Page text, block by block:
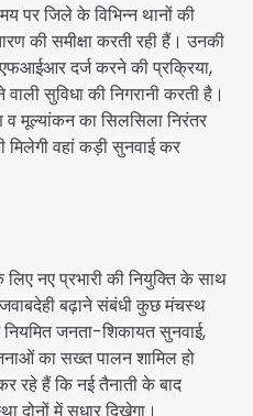
पर जिले के विभिन्न थानों की
की समीक्षा करती रही हैं। उनकी
दर्ज करने की प्रक्रिया,
वाली सुविधा की निगरानी करती है।
व मूल्यांकन का सिलसिला निरंतर
मिलेगी वहां कड़ी सुनवाई कर
नए प्रभारी की नियुक्ति के साथ
जवाबदेही बढ़ाने संबंधी कुछ मंचस्थ
जनता-शिकायत सुनवाई,
का सख्त पालन शामिल हो
रहे हैं कि नई तैनाती के बाद